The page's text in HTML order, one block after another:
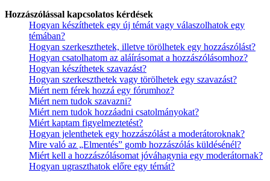
Hozzászólással kapcsolatos kérdések
Hogyan készíthetek egy új témát vagy válaszolhatok egy
témában?
Hogyan szerkeszthetek, illetve törölhetek egy hozzászólást?
Hogyan csatolhatom az aláírásomat a hozzászólásomhoz?
Hogyan készíthetek szavazást?
Hogyan szerkeszthetek vagy törölhetek egy szavazást?
Miért nem férek hozzá egy fórumhoz?
Miért nem tudok szavazni?
Miért nem tudok hozzáadni csatolmányokat?
Miért kaptam figyelmeztetést?
Hogyan jelenthetek egy hozzászólást a moderátoroknak?
Mire való az „Elmentés” gomb hozzászólás küldésénél?
Miért kell a hozzászólásomat jóváhagynia egy moderátornak?
Hogyan ugraszthatok előre egy témát?